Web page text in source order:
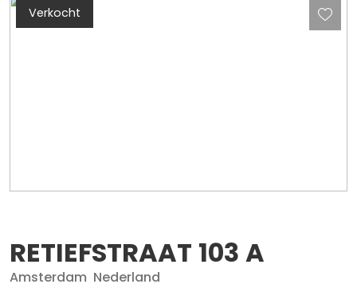
Verkocht
RETIEFSTRAAT 103 A
Amsterdam Nederland